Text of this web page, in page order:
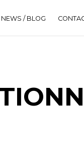
NEWS / BLOG